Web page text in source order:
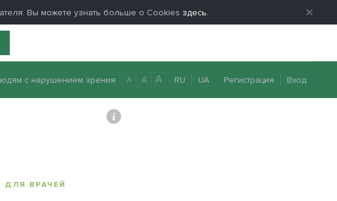
Вы можете узнать больше о Cookies здесь.
с нарушением зрения A A A RU UA Регистрация Вход
ДЛЯ ВРАЧЕЙ